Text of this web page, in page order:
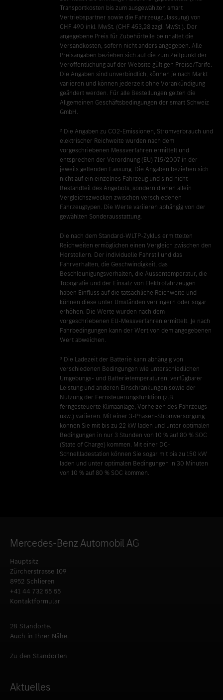
Transportkosten bis zum ausgewählten smart
Vertriebspartner sowie die Fahrzeugzulassung) von
CHF 490 inkl. MwSt. (CHF 453,28 zzgl. MwSt.). Der
angegebene Preis für Zubehörteile beinhaltet die
Versandkosten, sofern nicht anders angegeben. Alle
Preisangaben beziehen sich auf die zum Zeitpunkt der
Veröffentlichung auf der Website gültigen Preise/Tarife.
Die Angaben sind unverbindlich, können je nach Markt
variieren und können jederzeit ohne Vorankündigung
geändert werden. Für alle Bestellungen gelten die
Allgemeinen Geschäftsbedingungen der smart Schweiz
GmbH.
² Die Angaben zu CO2-Emissionen, Stromverbrauch und
elektrischer Reichweite wurden nach dem
vorgeschriebenen Messverfahren ermittelt und
entsprechen der Verordnung (EU) 715/2007 in der
jeweils geltenden Fassung. Die Angaben beziehen sich
nicht auf ein einzelnes Fahrzeug und sind nicht
Bestandteil des Angebots, sondern dienen allein
Vergleichszwecken zwischen verschiedenen
Fahrzeugtypen. Die Werte variieren abhängig von der
gewählten Sonderausstattung.
Die nach dem Standard-WLTP-Zyklus ermittelten
Reichweiten ermöglichen einen Vergleich zwischen den
Herstellern. Der individuelle Fahrstil und das
Fahrverhalten, die Geschwindigkeit, das
Beschleunigungsverhalten, die Aussentemperatur, die
Topografie und der Einsatz von Elektrofahrzeugen
haben Einfluss auf die tatsächliche Reichweite und
können diese unter Umständen verringern oder sogar
erhöhen. Die Werte wurden nach dem
vorgeschriebenen EU-Messverfahren ermittelt. Je nach
Fahrbedingungen kann der Wert von dem angegebenen
Wert abweichen.
³ Die Ladezeit der Batterie kann abhängig von
verschiedenen Bedingungen wie unterschiedlichen
Umgebungs- und Batterietemperaturen, verfügbarer
Leistung und anderen Einschränkungen sowie der
Nutzung der Fernsteuerungsfunktion (z.B.
ferngesteuerte Klimaanlage, Vorheizen des Fahrzeugs
usw.) variieren. Mit einer 3-Phasen-Stromversorgung
können Sie mit bis zu 22 kW laden und unter optimalen
Bedingungen in nur 3 Stunden von 10 % auf 80 % SOC
(State of Charge) kommen. Mit einer DC-
Schnellladestation können Sie sogar mit bis zu 150 kW
laden und unter optimalen Bedingungen in 30 Minuten
von 10 % auf 80 % SOC kommen.
Mercedes-Benz Automobil AG
Hauptsitz
Zürcherstrasse 109
8952 Schlieren
+41 44 732 55 55
Kontaktformular
28 Standorte.
Auch in Ihrer Nähe.
Zu den Standorten
Aktuelles